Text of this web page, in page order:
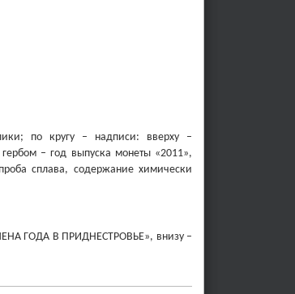
по кругу – надписи: вверху –
– год выпуска монеты «2011»,
сплава, содержание химически
ГОДА В ПРИДНЕСТРОВЬЕ», внизу –